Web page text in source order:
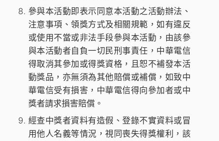
參與本活動即表示同意本活動之活動辦法、
注意事項、領獎方式及相關規範，如有違反
或使用不當或非法手段參與本活動，由該參
與本活動者自負一切民刑事責任，中華電信
得取消其參加或得獎資格，且恕不補發本活
動獎品，亦無須為其他賠償或補償，如致中
華電信受有損害，中華電信得向參加者或中
獎者請求損害賠償。
經查中獎者資料有造假、登錄不實資料或冒
用他人名義等情況，視同喪失得獎權利，該